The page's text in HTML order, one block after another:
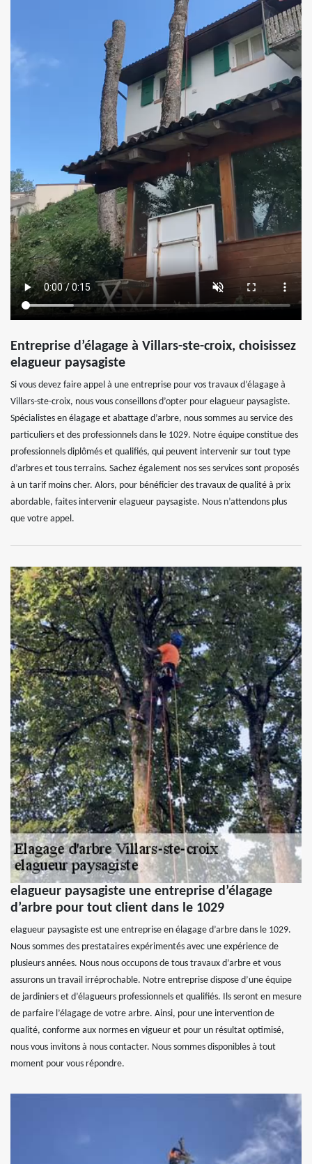
Entreprise d’élagage à Villars-ste-croix, choisissez
elagueur paysagiste
Si vous devez faire appel à une entreprise pour vos travaux d’élagage à
Villars-ste-croix, nous vous conseillons d’opter pour elagueur paysagiste.
Spécialistes en élagage et abattage d’arbre, nous sommes au service des
particuliers et des professionnels dans le 1029. Notre équipe constitue des
professionnels diplômés et qualifiés, qui peuvent intervenir sur tout type
d’arbres et tous terrains. Sachez également nos ses services sont proposés
à un tarif moins cher. Alors, pour bénéficier des travaux de qualité à prix
abordable, faites intervenir elagueur paysagiste. Nous n’attendons plus
que votre appel.
elagueur paysagiste une entreprise d’élagage
d’arbre pour tout client dans le 1029
elagueur paysagiste est une entreprise en élagage d’arbre dans le 1029.
Nous sommes des prestataires expérimentés avec une expérience de
plusieurs années. Nous nous occupons de tous travaux d’arbre et vous
assurons un travail irréprochable. Notre entreprise dispose d’une équipe
de jardiniers et d’élagueurs professionnels et qualifiés. Ils seront en mesure
de parfaire l’élagage de votre arbre. Ainsi, pour une intervention de
qualité, conforme aux normes en vigueur et pour un résultat optimisé,
nous vous invitons à nous contacter. Nous sommes disponibles à tout
moment pour vous répondre.